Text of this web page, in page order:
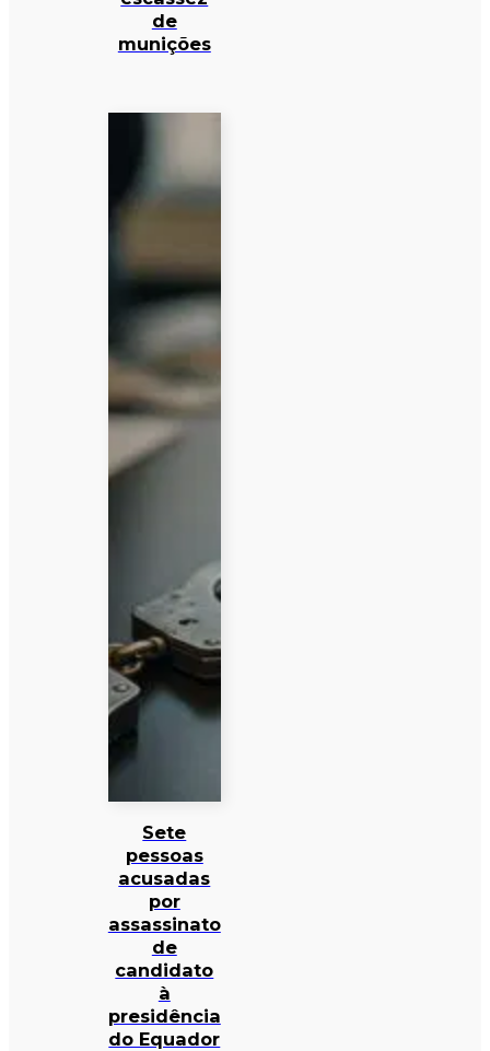
de
munições
Sete
pessoas
acusadas
por
assassinato
de
candidato
à
presidência
do Equador